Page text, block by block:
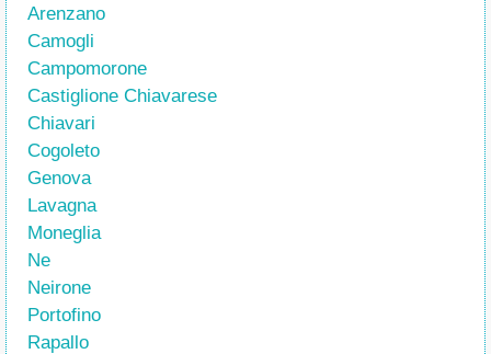
Arenzano
Camogli
Campomorone
Castiglione Chiavarese
Chiavari
Cogoleto
Genova
Lavagna
Moneglia
Ne
Neirone
Portofino
Rapallo